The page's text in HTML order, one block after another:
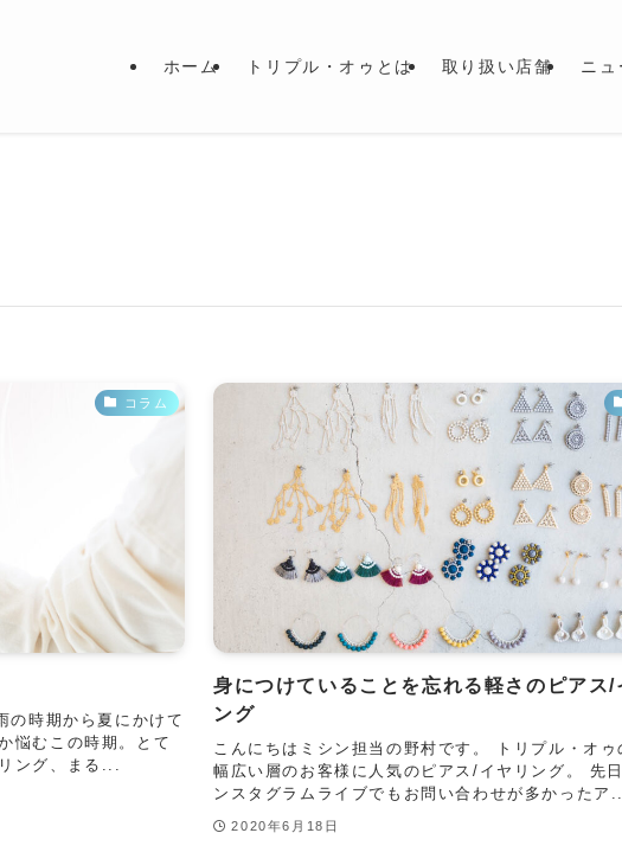
ホーム トリプル・オゥとは 取り扱い店舗 ニュ
コラム
の時期から夏にかけて
悩むこの時期。とて
ング、まる...
身につけていることを忘れる軽さのピアス/
ング
こんにちはミシン担当の野村です。 トリプル・オゥ
幅広い層のお客様に人気のピアス/イヤリング。 先
ンスタグラムライブでもお問い合わせが多かったア...
2020年6月18日